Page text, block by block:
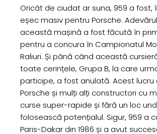
Oricât de ciudat ar suna, 959 a fost,
eșec masiv pentru Porsche.
această mașină a fost făcută în
pentru a concura în Campionatul
Raliuri. Și până când această
toate cerințele, Grupa B, la care
participe, a fost anulată. Acest lucru
Porsche și mulți alți constructori cu
curse super-rapide și fără un loc
folosească potențialul. Sigur, 959 a
Paris-Dakar din 1986 și a avut